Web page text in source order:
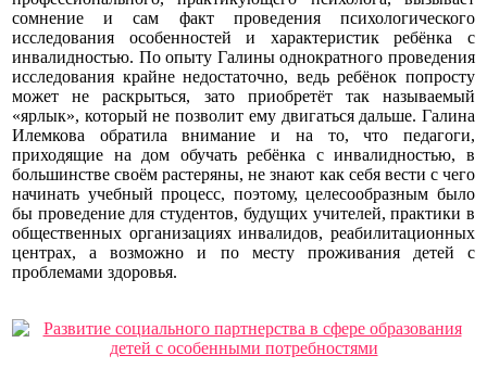
сомнение и сам факт проведения психологического
исследования особенностей и характеристик ребёнка с
инвалидностью. По опыту Галины однократного проведения
исследования крайне недостаточно, ведь ребёнок попросту
может не раскрыться, зато приобретёт так называемый
«ярлык», который не позволит ему двигаться дальше. Галина
Илемкова обратила внимание и на то, что педагоги,
приходящие на дом обучать ребёнка с инвалидностью, в
большинстве своём растеряны, не знают как себя вести с чего
начинать учебный процесс, поэтому, целесообразным было
бы проведение для студентов, будущих учителей, практики в
общественных организациях инвалидов, реабилитационных
центрах, а возможно и по месту проживания детей с
проблемами здоровья.